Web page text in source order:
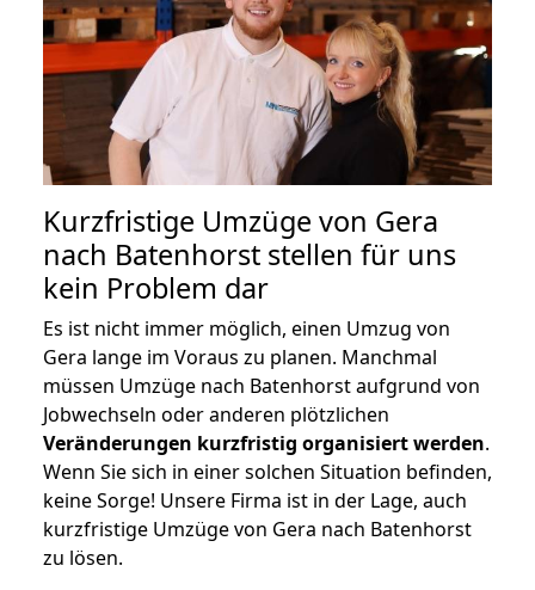
Kurzfristige Umzüge von Gera
nach Batenhorst stellen für uns
kein Problem dar
Es ist nicht immer möglich, einen Umzug von
Gera lange im Voraus zu planen. Manchmal
müssen Umzüge nach Batenhorst aufgrund von
Jobwechseln oder anderen plötzlichen
Veränderungen kurzfristig organisiert werden.
Wenn Sie sich in einer solchen Situation befinden,
keine Sorge! Unsere Firma ist in der Lage, auch
kurzfristige Umzüge von Gera nach Batenhorst
zu lösen.